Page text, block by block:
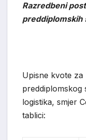
Razredbeni
preddiplomskih
Upisne kvote
preddiplomskog
logistika, smjer
tablici: